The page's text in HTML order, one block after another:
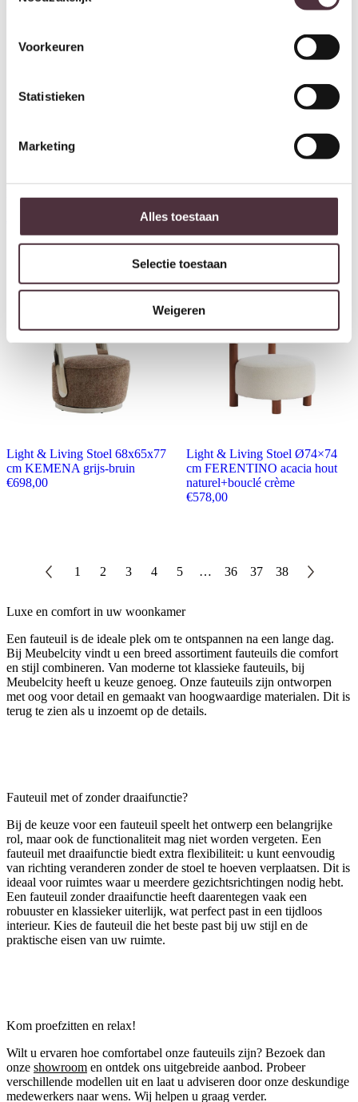
Voorkeuren
Statistieken
Marketing
Alles toestaan
Selectie toestaan
Weigeren
€798,00
Light & Living Stoel 68x65x77
cm KEMENA grijs-bruin
€698,00
Light & Living Stoel Ø74×74
cm FERENTINO acacia hout
naturel+bouclé crème
€578,00
1 2 3 4 5 … 36 37 38
Luxe en comfort in uw woonkamer
Een fauteuil is de ideale plek om te ontspannen na een lange dag.
Bij Meubelcity vindt u een breed assortiment fauteuils die comfort
en stijl combineren. Van moderne tot klassieke fauteuils, bij
Meubelcity heeft u keuze genoeg. Onze fauteuils zijn ontworpen
met oog voor detail en gemaakt van hoogwaardige materialen. Dit is
terug te zien als u inzoemt op de details.
Fauteuil met of zonder draaifunctie?
Bij de keuze voor een fauteuil speelt het ontwerp een belangrijke
rol, maar ook de functionaliteit mag niet worden vergeten. Een
fauteuil met draaifunctie biedt extra flexibiliteit: u kunt eenvoudig
van richting veranderen zonder de stoel te hoeven verplaatsen. Dit is
ideaal voor ruimtes waar u meerdere gezichtsrichtingen nodig hebt.
Een fauteuil zonder draaifunctie heeft daarentegen vaak een
robuuster en klassieker uiterlijk, wat perfect past in een tijdloos
interieur. Kies de fauteuil die het beste past bij uw stijl en de
praktische eisen van uw ruimte.
Kom proefzitten en relax!
Wilt u ervaren hoe comfortabel onze fauteuils zijn? Bezoek dan
onze showroom en ontdek ons uitgebreide aanbod. Probeer
verschillende modellen uit en laat u adviseren door onze deskundige
medewerkers naar wens. Wij helpen u graag verder.